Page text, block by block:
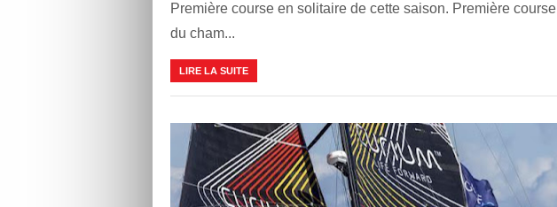
Première course en solitaire de cette saison. Première course
du cham...
LIRE LA SUITE